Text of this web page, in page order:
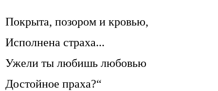
Покрыта, позором и кровью,
Исполнена страха...
Ужели ты любишь любовью
Достойное праха?“